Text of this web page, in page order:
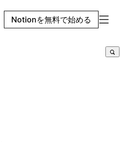
Notionを無料で始める